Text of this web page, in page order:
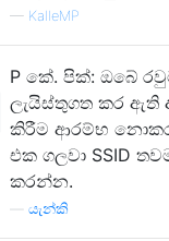
— KalleMP
P කේ. පික්: ඔබේ
ලැයිස්තුගත කර ඇති
කිරීම ආරම්භ
එක ගලවා SSID
කරන්න.
යැන්කි